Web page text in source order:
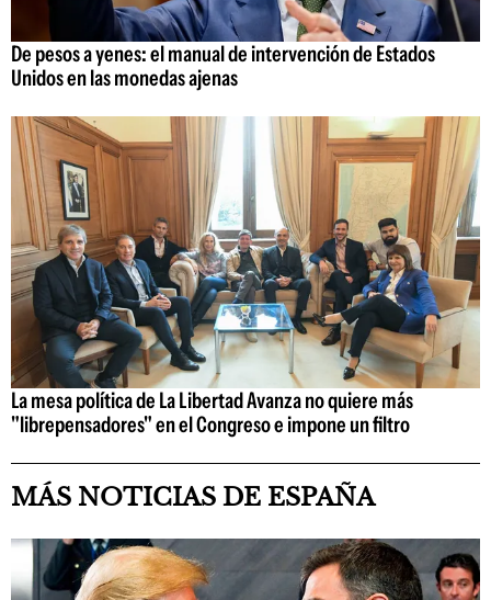
De pesos a yenes: el manual de intervención de Estados
Unidos en las monedas ajenas
La mesa política de La Libertad Avanza no quiere más
"librepensadores" en el Congreso e impone un filtro
MÁS NOTICIAS DE ESPAÑA